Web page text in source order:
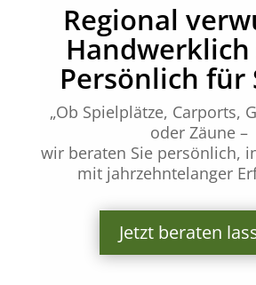
Regional
Persönlich für
„Ob Spielplätze, Carports,
oder Zäune –
wir beraten Sie persönlich,
mit jahrzehntelanger
Jetzt beraten